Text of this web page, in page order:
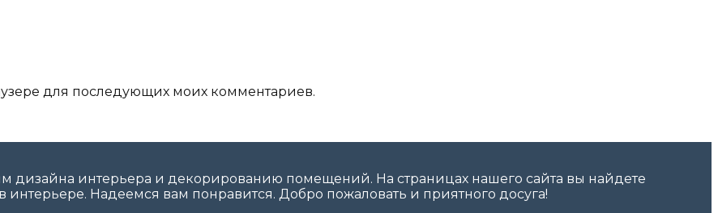
для последующих моих комментариев.
дизайна интерьера и декорированию помещений. На страницах нашего сайта вы найдете
Надеемся вам понравится. Добро пожаловать и приятного досуга!